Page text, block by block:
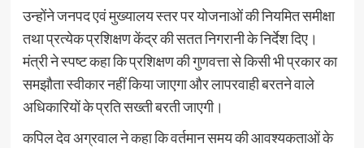
उन्होंने जनपद एवं मुख्यालय स्तर पर योजनाओं की नियमित समीक्षा
तथा प्रत्येक प्रशिक्षण केंद्र की सतत निगरानी के निर्देश दिए।
मंत्री ने स्पष्ट कहा कि प्रशिक्षण की गुणवत्ता से किसी भी प्रकार का
समझौता स्वीकार नहीं किया जाएगा और लापरवाही बरतने वाले
अधिकारियों के प्रति सख्ती बरती जाएगी।
कपिल देव अग्रवाल ने कहा कि वर्तमान समय की आवश्यकताओं के